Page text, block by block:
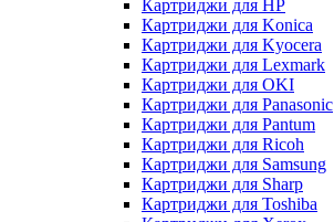
Картриджи для HP
Картриджи для Konica
Картриджи для Kyocera
Картриджи для Lexmark
Картриджи для OKI
Картриджи для Panasonic
Картриджи для Pantum
Картриджи для Ricoh
Картриджи для Samsung
Картриджи для Sharp
Картриджи для Toshiba